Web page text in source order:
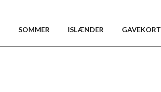
SOMMER ISLÆNDER GAVEKORT